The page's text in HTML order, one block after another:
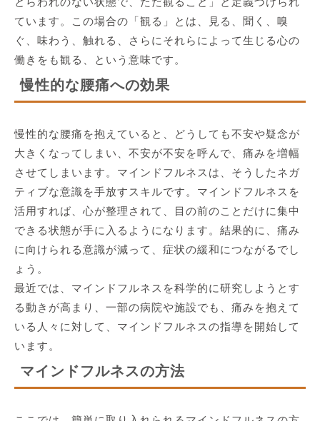
ています。この場合の「観る」とは、見る、聞く、嗅
ぐ、味わう、触れる、さらにそれらによって生じる心の
働きをも観る、という意味です。
慢性的な腰痛への効果
慢性的な腰痛を抱えていると、どうしても不安や疑念が
大きくなってしまい、不安が不安を呼んで、痛みを増幅
させてしまいます。マインドフルネスは、そうしたネガ
ティブな意識を手放すスキルです。マインドフルネスを
活用すれば、心が整理されて、目の前のことだけに集中
できる状態が手に入るようになります。結果的に、痛み
に向けられる意識が減って、症状の緩和につながるでし
ょう。
最近では、マインドフルネスを科学的に研究しようとす
る動きが高まり、一部の病院や施設でも、痛みを抱えて
いる人々に対して、マインドフルネスの指導を開始して
います。
マインドフルネスの方法